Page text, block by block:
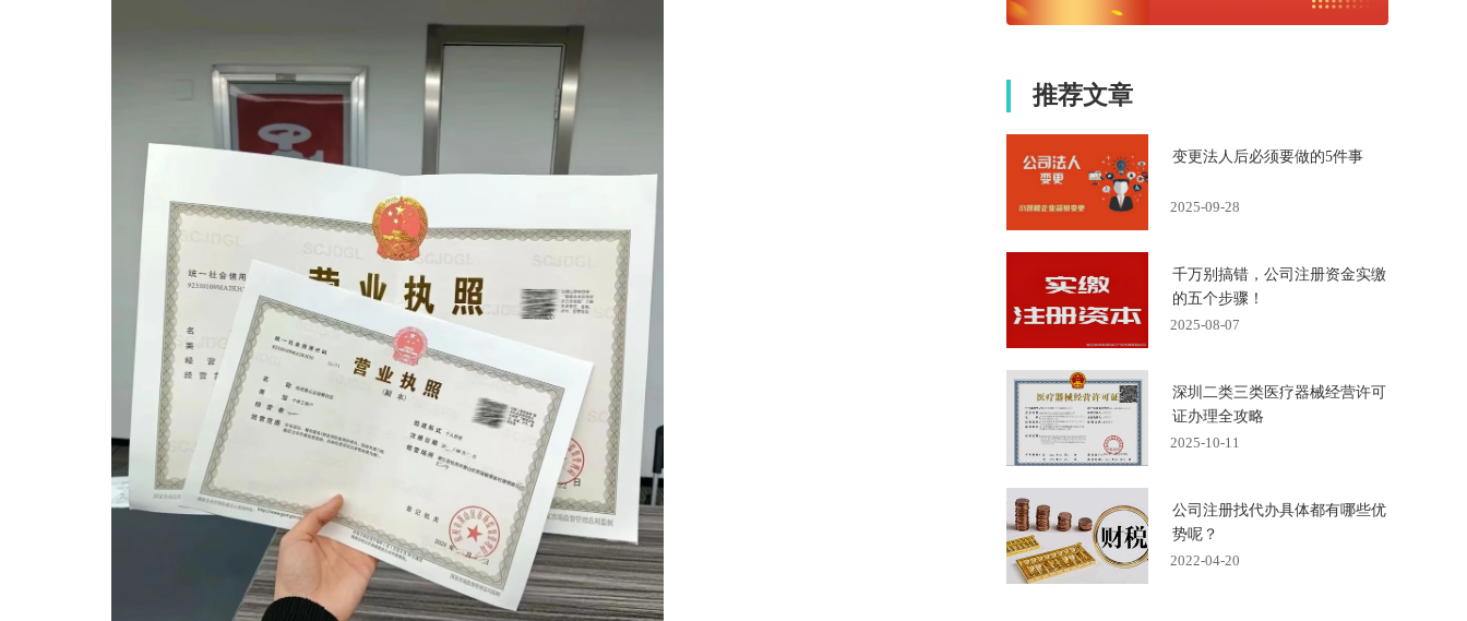
推荐文章
变更法人后必须要做的5件事
2025-09-28
千万别搞错，公司注册资金实缴
的五个步骤！
2025-08-07
深圳二类三类医疗器械经营许可
证办理全攻略
2025-10-11
公司注册找代办具体都有哪些优
势呢？
2022-04-20